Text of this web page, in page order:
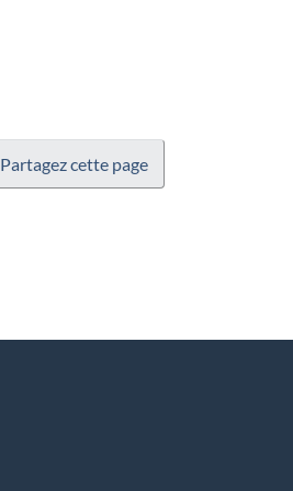
Partagez cette page